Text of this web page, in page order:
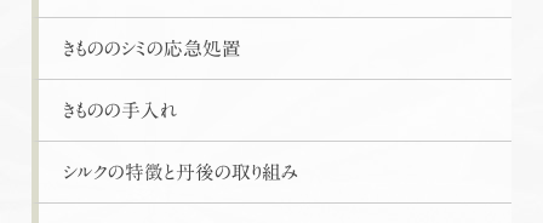
きもののシミの応急処置
きものの手入れ
シルクの特徴と丹後の取り組み